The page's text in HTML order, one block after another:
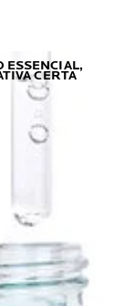
ESSENCIAL,
CERTA